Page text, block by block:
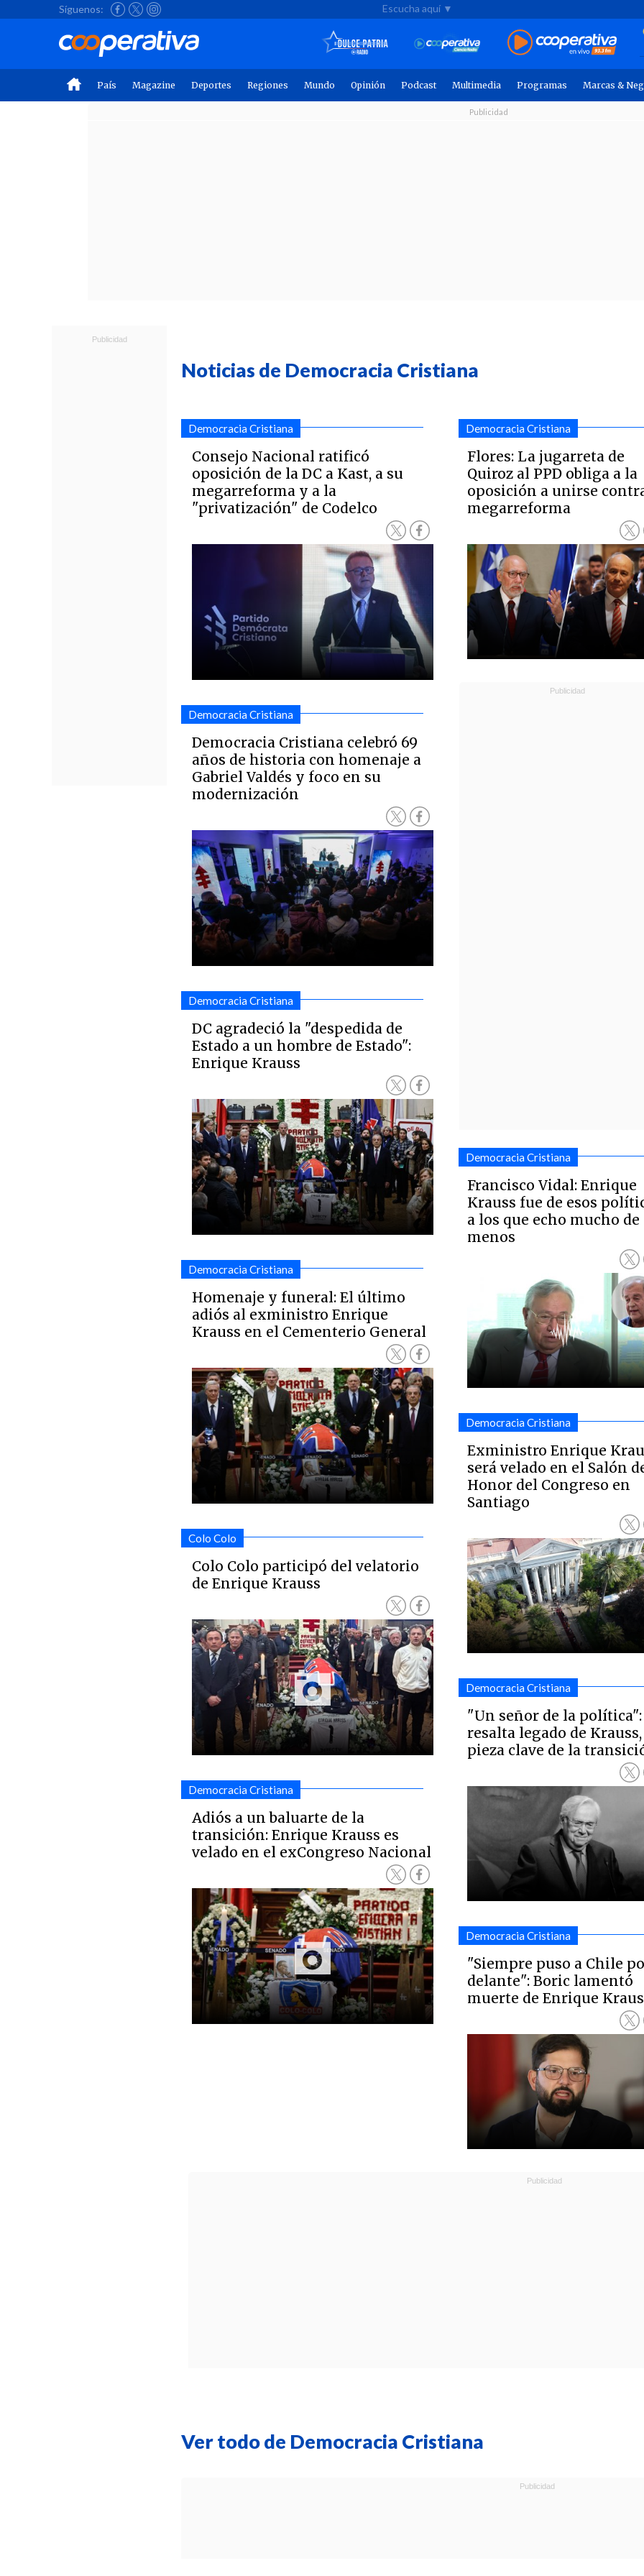
Síguenos: Escucha aquí ▼
País Magazine Deportes Regiones Mundo Opinión Podcast Multimedia Programas Marcas &
Noticias de Democracia Cristiana
Democracia Cristiana
Consejo Nacional ratificó
oposición de la DC a Kast, a su
megarreforma y a la
"privatización" de Codelco
Democracia Cristiana
Democracia Cristiana celebró 69
años de historia con homenaje a
Gabriel Valdés y foco en su
modernización
Democracia Cristiana
DC agradeció la "despedida de
Estado a un hombre de Estado":
Enrique Krauss
Democracia Cristiana
Homenaje y funeral: El último
adiós al exministro Enrique
Krauss en el Cementerio General
Colo Colo
Colo Colo participó del velatorio
de Enrique Krauss
Democracia Cristiana
Adiós a un baluarte de la
transición: Enrique Krauss es
velado en el exCongreso Nacional
Democracia Cristiana
Flores: La jugarreta de
Quiroz al PPD obliga a la
oposición a unirse
megarreforma
Democracia Cristiana
Francisco Vidal: Enrique
Krauss fue de esos
a los que echo mucho de
menos
Democracia Cristiana
Exministro Enrique
será velado en el Salón
Honor del Congreso en
Santiago
Democracia Cristiana
"Un señor de la política":
resalta legado de Krauss,
pieza clave de la
Democracia Cristiana
"Siempre puso a Chile
delante": Boric lamentó
muerte de Enrique
Ver todo de Democracia Cristiana